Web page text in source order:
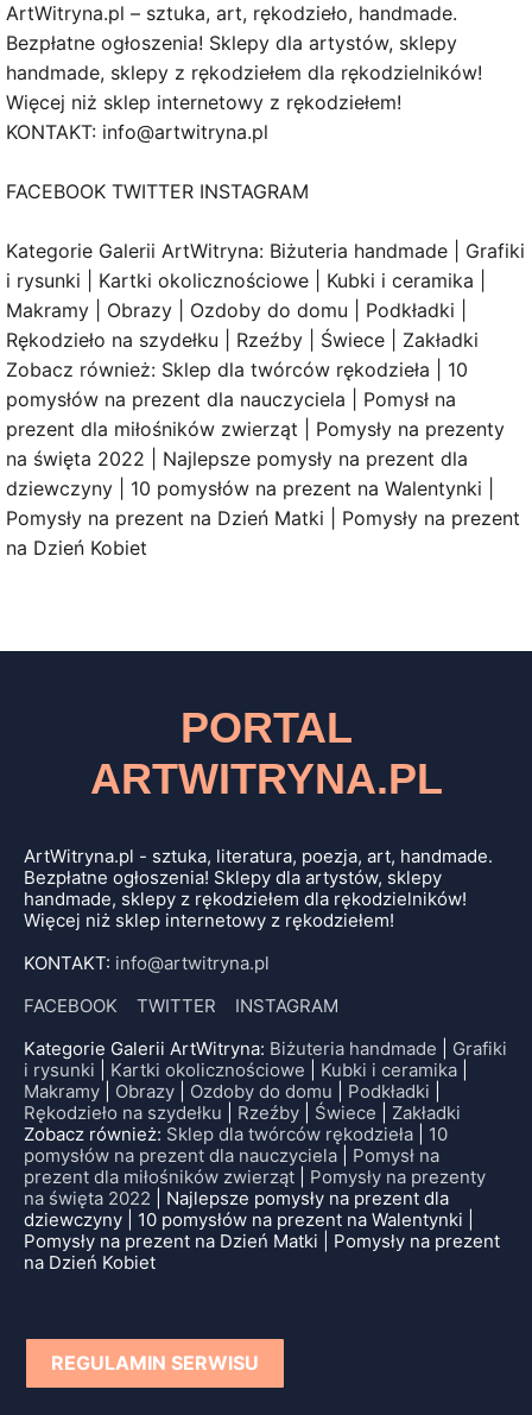
ArtWitryna.pl – sztuka, art, rękodzieło, handmade.
Bezpłatne ogłoszenia! Sklepy dla artystów, sklepy
handmade, sklepy z rękodziełem dla rękodzielników!
Więcej niż sklep internetowy z rękodziełem!
KONTAKT: info@artwitryna.pl
FACEBOOK TWITTER INSTAGRAM
Kategorie Galerii ArtWitryna: Biżuteria handmade | Grafiki
i rysunki | Kartki okolicznościowe | Kubki i ceramika |
Makramy | Obrazy | Ozdoby do domu | Podkładki |
Rękodzieło na szydełku | Rzeźby | Świece | Zakładki
Zobacz również: Sklep dla twórców rękodzieła | 10
pomysłów na prezent dla nauczyciela | Pomysł na
prezent dla miłośników zwierząt | Pomysły na prezenty
na święta 2022 | Najlepsze pomysły na prezent dla
dziewczyny | 10 pomysłów na prezent na Walentynki |
Pomysły na prezent na Dzień Matki | Pomysły na prezent
na Dzień Kobiet
PORTAL
ARTWITRYNA.PL
ArtWitryna.pl - sztuka, literatura, poezja, art, handmade.
Bezpłatne ogłoszenia! Sklepy dla artystów, sklepy
handmade, sklepy z rękodziełem dla rękodzielników!
Więcej niż sklep internetowy z rękodziełem!
KONTAKT: info@artwitryna.pl
FACEBOOK
TWITTER
INSTAGRAM
Kategorie Galerii ArtWitryna: Biżuteria handmade
Grafiki
i rysunki
Kartki okolicznościowe Kubki i ceramika
Makramy
Obrazy Ozdoby do domu Podkładki
Rękodzieło na szydełku
Rzeźby Świece
Zakładki
Zobacz również: Sklep dla twórców rękodzieła
10
pomysłów na prezent dla nauczyciela
Pomysł na
prezent dla miłośników zwierząt
Pomysły na prezenty
na święta 2022 | Najlepsze pomysły na prezent dla
dziewczyny | 10 pomysłów na prezent na Walentynki |
Pomysły na prezent na Dzień Matki | Pomysły na prezent
na Dzień Kobiet
REGULAMIN SERWISU